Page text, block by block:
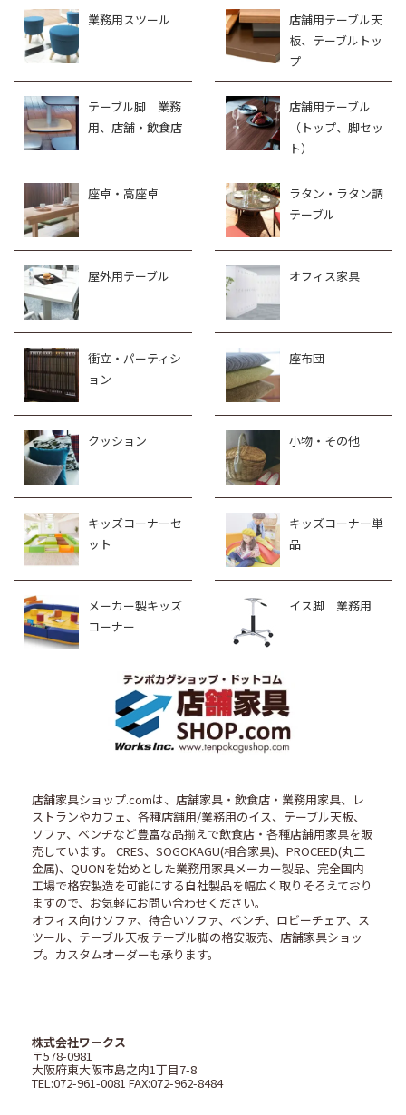
業務用スツール
店舗用テーブル天
板、テーブルトッ
プ
テーブル脚 業務
用、店舗・飲食店
店舗用テーブル
（トップ、脚セッ
ト）
座卓・高座卓
ラタン・ラタン調
テーブル
屋外用テーブル オフィス家具
衝立・パーティシ
ョン
座布団
クッション 小物・その他
キッズコーナーセ
ット
キッズコーナー単
品
メーカー製キッズ
コーナー
イス脚 業務用
店舗家具ショップ.comは、店舗家具・飲食店・業務用家具、レ
ストランやカフェ、各種店舗用/業務用のイス、テーブル天板、
ソファ、ベンチなど豊富な品揃えで飲食店・各種店舗用家具を販
売しています。 CRES、SOGOKAGU(相合家具)、PROCEED(丸二
金属)、QUONを始めとした業務用家具メーカー製品、完全国内
工場で格安製造を可能にする自社製品を幅広く取りそろえており
ますので、お気軽にお問い合わせください。
オフィス向けソファ、待合いソファ、ベンチ、ロビーチェア、ス
ツール、テーブル天板 テーブル脚の格安販売、店舗家具ショッ
プ。カスタムオーダーも承ります。
株式会社ワークス
〒578-0981
大阪府東大阪市島之内1丁目7-8
TEL:072-961-0081 FAX:072-962-8484